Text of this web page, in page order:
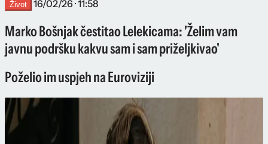
Život 16/02/26 · 11:58
Marko Bošnjak čestitao Lelekicama: 'Želim vam
javnu podršku kakvu sam i sam priželjkivao'
Poželio im uspjeh na Euroviziji